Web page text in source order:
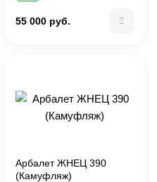
55 000 руб.
Арбалет ЖНЕЦ 390
(Камуфляж)